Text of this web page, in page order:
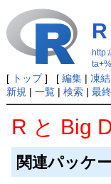
[ トップ] [ 編集| 凍結
新規 | 一覧| 検索| 最
R と Big
関連パッケ